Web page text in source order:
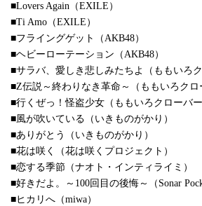
■Lovers Again（EXILE）
■Ti Amo（EXILE）
■フライングゲット（AKB48）
■ヘビーローテーション（AKB48）
■サラバ、愛しき悲しみたちよ（ももいろク
■Z伝説～終わりなき革命～（ももいろクロ
■行くぜっ！怪盗少女（ももいろクローバー
■風が吹いている（いきものがかり）
■ありがとう（いきものがかり）
■花は咲く（花は咲くプロジェクト）
■恋する季節（ナオト・インティライミ）
■好きだよ。～100回目の後悔～（Sonar
■ヒカリへ（miwa）